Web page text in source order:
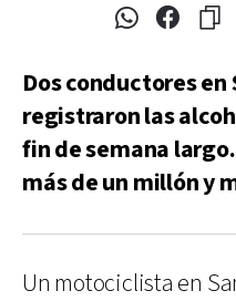
Dos conductores en
registraron las
fin de semana
más de un millón y
Un motociclista en